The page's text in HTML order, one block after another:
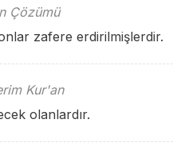
Çözümü
zafere erdirilmişlerdir.
Kur'an
olanlardır.